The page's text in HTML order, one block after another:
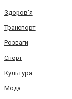
Здоров'я
Транспорт
Розваги
Спорт
Культура
Мода